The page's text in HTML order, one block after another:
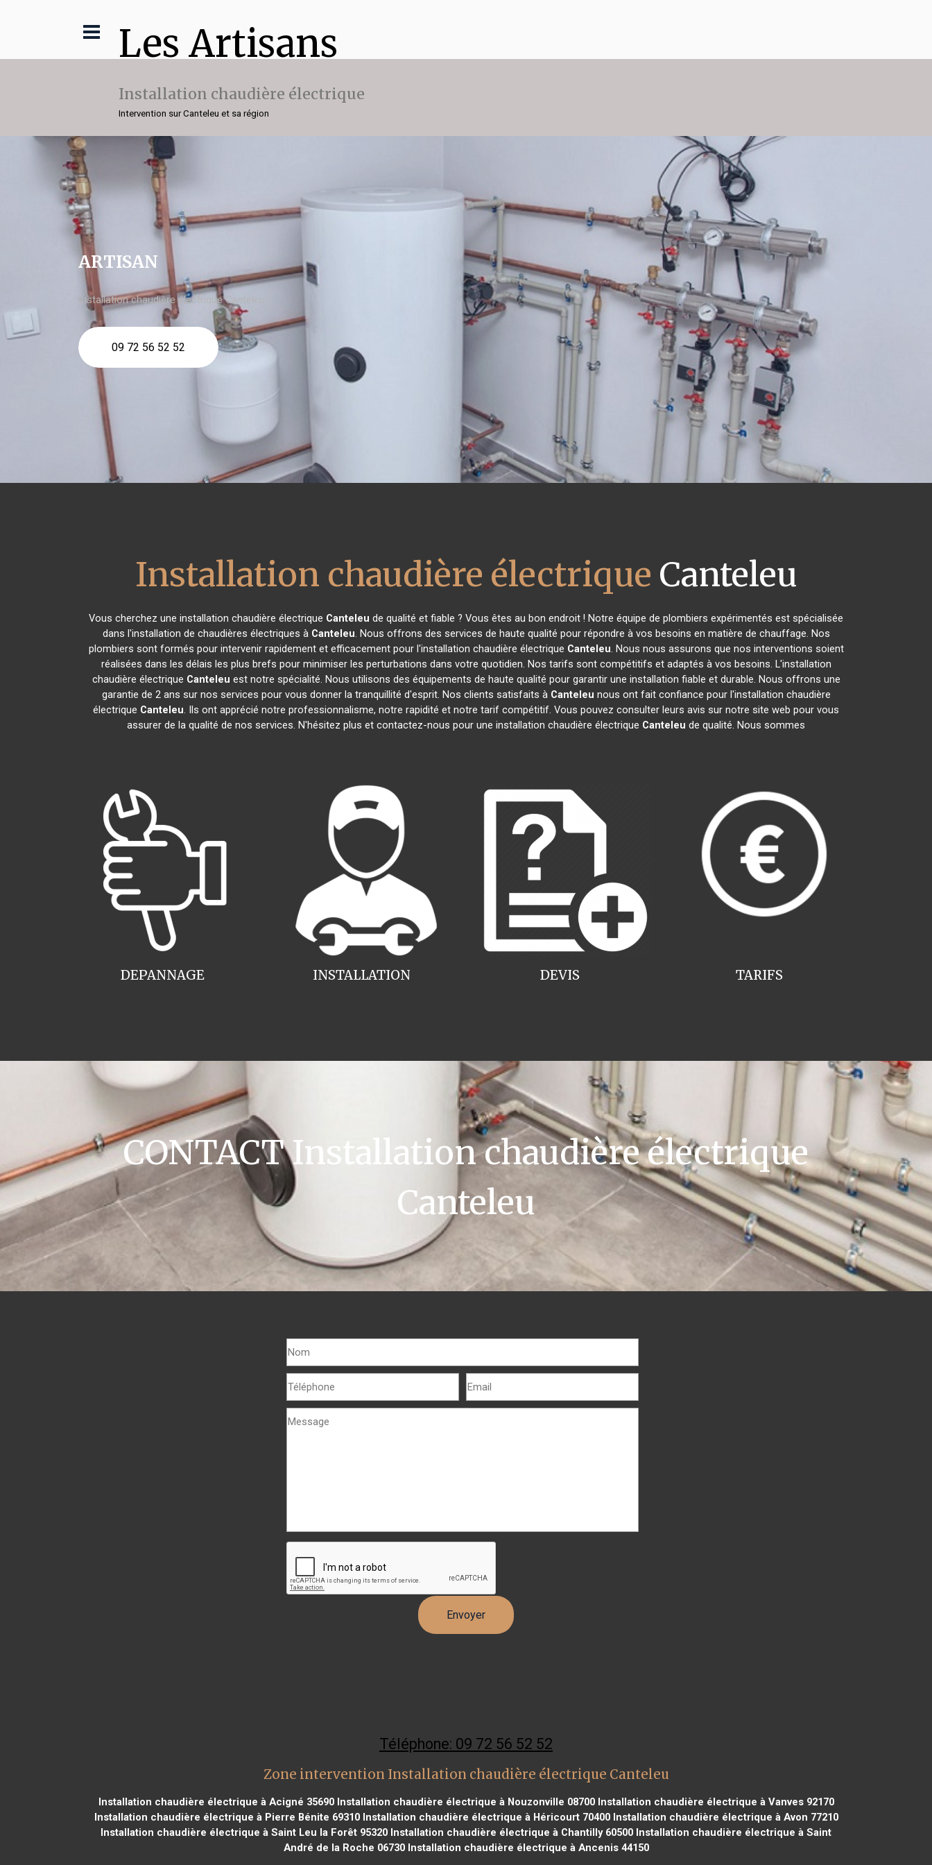
Les Artisans
Installation chaudière électrique
Intervention sur Canteleu et sa région
ARTISAN
Installation chaudière électrique Canteleu
09 72 56 52 52
Installation chaudière électrique Canteleu
Vous cherchez une installation chaudière électrique Canteleu de qualité et fiable ? Vous êtes au bon endroit ! Notre équipe de plombiers expérimentés est spécialisée
dans l'installation de chaudières électriques à Canteleu. Nous offrons des services de haute qualité pour répondre à vos besoins en matière de chauffage. Nos
plombiers sont formés pour intervenir rapidement et efficacement pour l'installation chaudière électrique Canteleu. Nous nous assurons que nos interventions soient
réalisées dans les délais les plus brefs pour minimiser les perturbations dans votre quotidien. Nos tarifs sont compétitifs et adaptés à vos besoins. L'installation
chaudière électrique Canteleu est notre spécialité. Nous utilisons des équipements de haute qualité pour garantir une installation fiable et durable. Nous offrons une
garantie de 2 ans sur nos services pour vous donner la tranquillité d'esprit. Nos clients satisfaits à Canteleu nous ont fait confiance pour l'installation chaudière
électrique Canteleu. Ils ont apprécié notre professionnalisme, notre rapidité et notre tarif compétitif. Vous pouvez consulter leurs avis sur notre site web pour vous
assurer de la qualité de nos services. N'hésitez plus et contactez-nous pour une installation chaudière électrique Canteleu de qualité. Nous sommes
INSTALLATION
DEPANNAGE TARIFS
DEVIS
CONTACT Installation chaudière électrique
Canteleu
Téléphone: 09 72 56 52 52
Zone intervention Installation chaudière électrique Canteleu
Installation chaudière électrique à Acigné 35690Installation chaudière électrique à Nouzonville 08700Installation chaudière électrique à Vanves 92170
Installation chaudière électrique à Pierre Bénite 69310Installation chaudière électrique à Héricourt 70400Installation chaudière électrique à Avon 77210
Installation chaudière électrique à Saint Leu la Forêt 95320 Installation chaudière électrique à Chantilly 60500 Installation chaudière électrique à Saint
André de la Roche 06730Installation chaudière électrique à Ancenis 44150